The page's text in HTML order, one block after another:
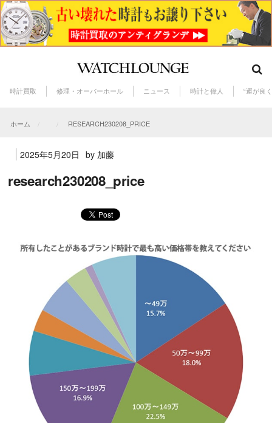
時計買取 修理・オーバーホール ニュース 時計と偉人 “運が良
ホーム RESEARCH230208_PRICE
2025年5月20日 by 加藤
research230208_price